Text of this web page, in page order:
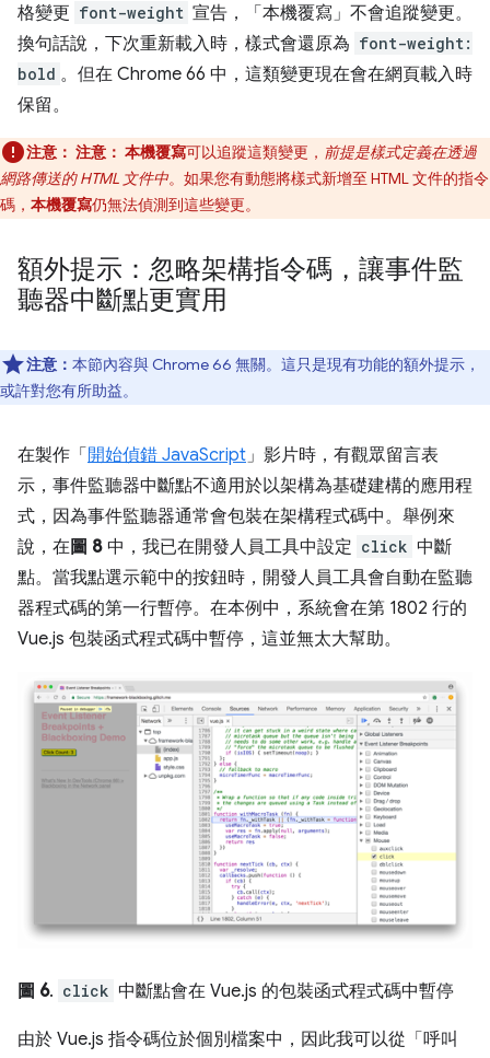
格變更 font-weight 宣告，「本機覆寫」 不會追蹤變更。
換句話說，下次重新載入時，樣式會還原為 font-weight:
bold 。但在 Chrome 66 中，這類變更現在會在網頁載入時
保留。
注意： 注意： 本機覆寫可以追蹤這類變更， 前提是樣式定義在透過
網路傳送的 HTML 文件中。如果您有動態將樣式新增至 HTML 文件的指令
碼， 本機覆寫仍無法偵測到這些變更。
額外提示：忽略架構指令碼，讓事件監
聽器中斷點更實用
注意： 本節內容與 Chrome 66 無關。這只是現有功能的額外提示，
或許對您有所助益。
在製作「開始偵錯 JavaScript 」影片時，有觀眾留言表
示，事件監聽器中斷點不適用於以架構為基礎建構的應用程
式，因為事件監聽器通常會包裝在架構程式碼中。舉例來
說，在 圖 8 中，我已在開發人員工具中設定 click 中斷
點。當我點選示範中的按鈕時，開發人員工具會自動在監聽
器程式碼的第一行暫停。在本例中，系統會在第 1802 行的
Vue.js 包裝函式程式碼中暫停，這並無太大幫助。
圖 6. click 中斷點會在 Vue.js 的包裝函式程式碼中暫停
由於 Vue.js 指令碼位於個別檔案中，因此我可以從「呼叫